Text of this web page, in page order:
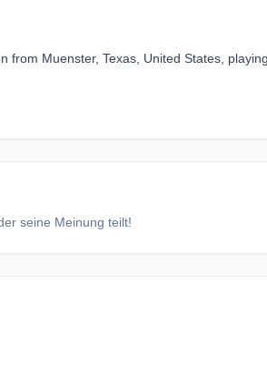
from Muenster, Texas, United States,
seine Meinung teilt!